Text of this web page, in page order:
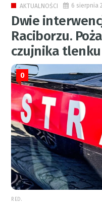
AKTUALNOŚCI 6 sierpnia
Dwie
Raciborzu.
czujnika
0
RED.